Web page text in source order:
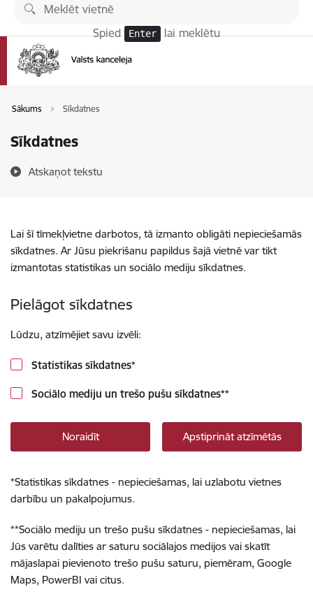
Pāriet uz lapas saturu
Spied Enter lai meklētu
Sākums Sīkdatnes
Sīkdatnes
Atskaņot tekstu
Lai šī tīmekļvietne darbotos, tā izmanto obligāti nepieciešamās
sīkdatnes. Ar Jūsu piekrišanu papildus šajā vietnē var tikt
izmantotas statistikas un sociālo mediju sīkdatnes.
Pielāgot sīkdatnes
Lūdzu, atzīmējiet savu izvēli:
Statistikas sīkdatnes*
Sociālo mediju un trešo pušu sīkdatnes**
Noraidīt Apstiprināt atzīmētās
*Statistikas sīkdatnes - nepieciešamas, lai uzlabotu vietnes
darbību un pakalpojumus.
**Sociālo mediju un trešo pušu sīkdatnes - nepieciešamas, lai
Jūs varētu dalīties ar saturu sociālajos medijos vai skatīt
mājaslapai pievienoto trešo pušu saturu, piemēram, Google
Maps, PowerBI vai citus.